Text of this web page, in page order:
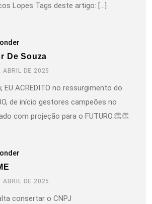
Lopes Tags deste artigo: […]
De Souza
ABRIL DE 2025
EU ACREDITO no ressurgimento do
de início gestores campeões no
com projeção para o FUTURO.👏👏
ABRIL DE 2025
consertar o CNPJ